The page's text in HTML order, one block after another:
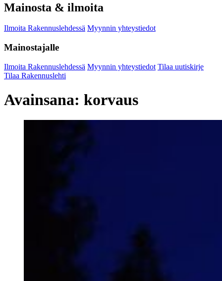
Mainosta & ilmoita
Ilmoita Rakennuslehdessä Myynnin yhteystiedot
Mainostajalle
Ilmoita Rakennuslehdessä Myynnin yhteystiedot Tilaa uutiskirje
Tilaa Rakennuslehti
Avainsana: korvaus